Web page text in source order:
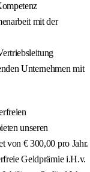
mit der
Unternehmen mit
unseren
von € 300,00 pro Jahr.
Geldprämie i.H.v.